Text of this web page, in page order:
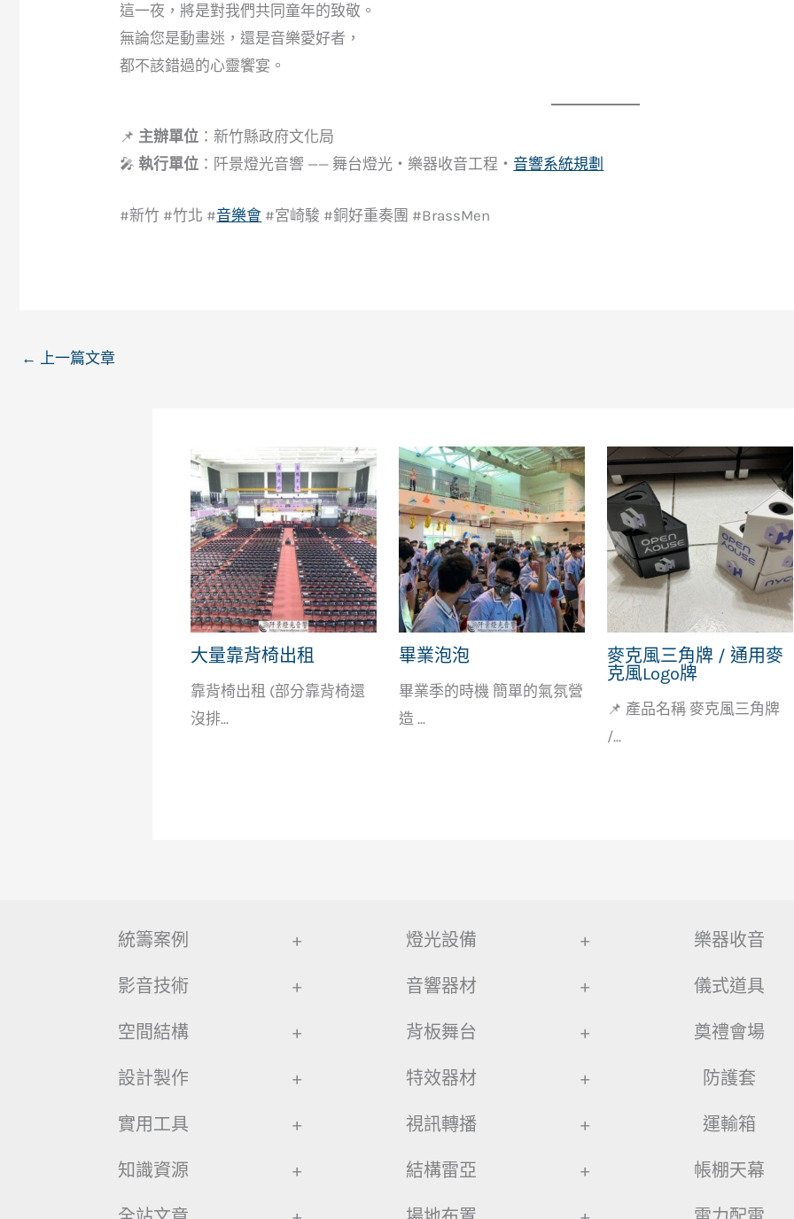
這一夜，將是對我們共同童年的致敬。
無論您是動畫迷，還是音樂愛好者，
都不該錯過的心靈饗宴。
📌 主辦單位 ：新竹縣政府文化局
🎤執行單位 ：阡景燈光音響 —— 舞台燈光・樂器收音工程・ 音響系統規劃
#新竹 #竹北 #音樂會 #宮崎駿 #銅好重奏團 #BrassMen
← 上一篇文章
大量靠背椅出租
靠背椅出租 (部分靠背椅還
沒排...
畢業泡泡
畢業季的時機 簡單的氣氛營
造 ...
麥克風三角牌 / 通用麥
克風Logo牌
📌 產品名稱 麥克風三角牌
/...
統籌案例 +
影音技術 +
空間結構 +
設計製作 +
實用工具 +
知識資源 +
燈光設備 +
音響器材 +
背板舞台 +
特效器材 +
視訊轉播 +
結構雷亞 +
樂器收音
儀式道具
奠禮會場
防護套
運輸箱
帳棚天幕